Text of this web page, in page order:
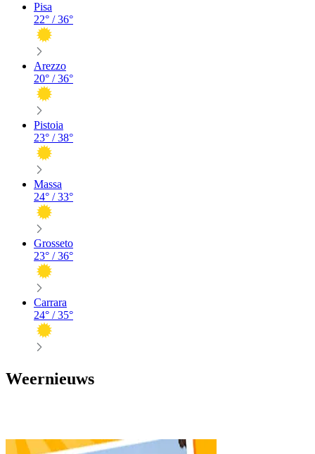
Pisa
22° /36°
Arezzo
20° /36°
Pistoia
23° /38°
Massa
24° /33°
Grosseto
23° /36°
Carrara
24° /35°
Weernieuws